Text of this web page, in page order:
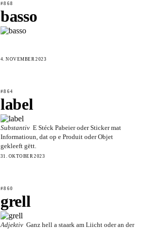
#868
basso
4. NOVEMBER 2023
#864
label
Substantiv E Stéck Pabeier oder Sticker mat
Informatioun, dat op e Produit oder Objet
gekleeft gëtt.
31. OKTOBER 2023
#860
grell
Adjektiv Ganz hell a staark am Liicht oder an der